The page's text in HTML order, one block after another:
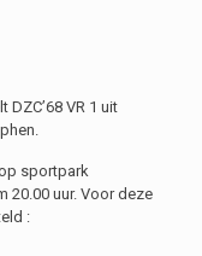
VR 1 uit
sportpark
20.00 uur. Voor deze
: